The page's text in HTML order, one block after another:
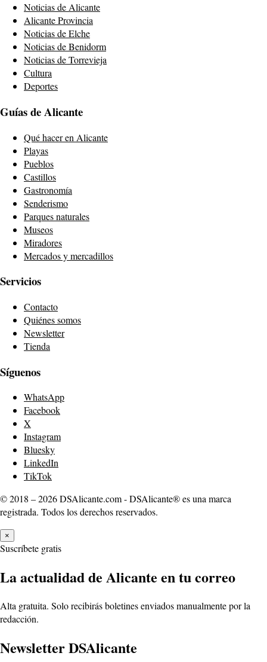
Noticias de Alicante
Alicante Provincia
Noticias de Elche
Noticias de Benidorm
Noticias de Torrevieja
Cultura
Deportes
Guías de Alicante
Qué hacer en Alicante
Playas
Pueblos
Castillos
Gastronomía
Senderismo
Parques naturales
Museos
Miradores
Mercados y mercadillos
Servicios
Contacto
Quiénes somos
Newsletter
Tienda
Síguenos
WhatsApp
Facebook
X
Instagram
Bluesky
LinkedIn
TikTok
© 2018 – 2026 DSAlicante.com - DSAlicante® es una marca
registrada. Todos los derechos reservados.
×
Suscríbete gratis
La actualidad de Alicante en tu correo
Alta gratuita. Solo recibirás boletines enviados manualmente por la
redacción.
Newsletter DSAlicante